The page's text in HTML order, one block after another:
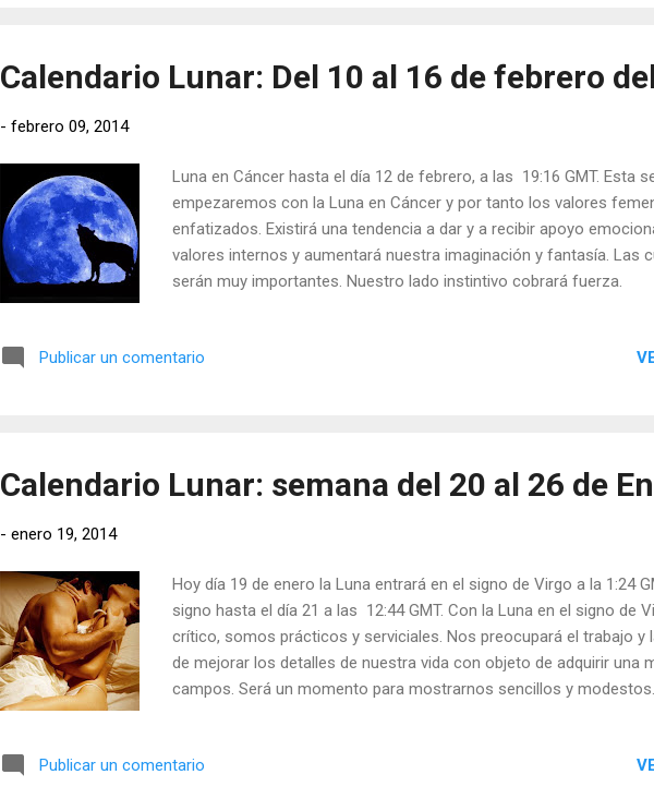
Calendario Lunar: Del 10 al 16 de febrero
- febrero 09, 2014
Luna en Cáncer hasta el día 12 de febrero, a las 19:16 GMT. Esta
empezaremos con la Luna en Cáncer y por tanto los valores
enfatizados. Existirá una tendencia a dar y a recibir apoyo
valores internos y aumentará nuestra imaginación y fantasía. Las
serán muy importantes. Nuestro lado instintivo cobrará fuerza.
Publicar un comentario
Calendario Lunar: semana del 20 al 26 de
- enero 19, 2014
Hoy día 19 de enero la Luna entrará en el signo de Virgo a la 1:24
signo hasta el día 21 a las 12:44 GMT. Con la Luna en el signo de
crítico, somos prácticos y serviciales. Nos preocupará el trabajo y
de mejorar los detalles de nuestra vida con objeto de adquirir una
campos. Será un momento para mostrarnos sencillos y modestos.
Publicar un comentario